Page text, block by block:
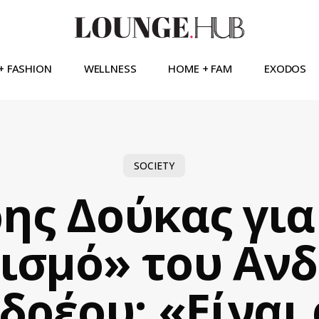
FASHION WELLNESS HOME + FAM EXODOS
SOCIETY
Δούκας
του